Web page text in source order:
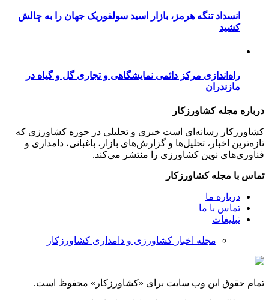
انسداد تنگه هرمز، بازار اسید سولفوریک جهان را به چالش
کشید
راه‌اندازی مرکز دائمی نمایشگاهی و تجاری گل و گیاه در
مازندران
درباره مجله کشاورزکار
کشاورزکار رسانه‌ای است خبری و تحلیلی در حوزه کشاورزی که
تازه‌ترین اخبار، تحلیل‌ها و گزارش‌های بازار، باغبانی، دامداری و
فناوری‌های نوین کشاورزی را منتشر می‌کند.
تماس با مجله کشاورزکار
درباره ما
تماس با ما
تبلیغات
مجله اخبار کشاورزی و دامداری کشاورزکار
تمام حقوق این وب سایت برای «کشاورزکار» محفوظ است.